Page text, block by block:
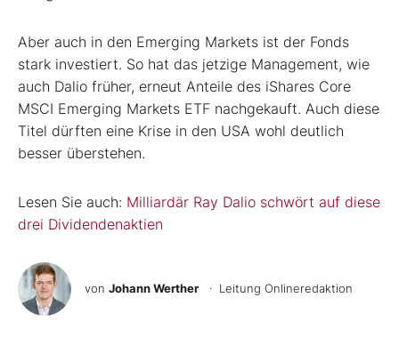
Aber auch in den Emerging Markets ist der Fonds
stark investiert. So hat das jetzige Management, wie
auch Dalio früher, erneut Anteile des iShares Core
MSCI Emerging Markets ETF nachgekauft. Auch diese
Titel dürften eine Krise in den USA wohl deutlich
besser überstehen.
Lesen Sie auch: Milliardär Ray Dalio schwört auf diese
drei Dividendenaktien
von Johann Werther · Leitung Onlineredaktion